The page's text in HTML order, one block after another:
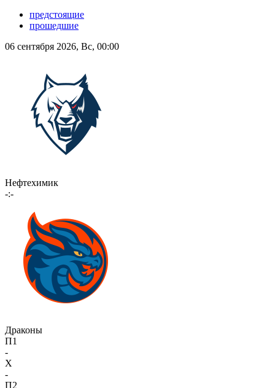
предстоящие
прошедшие
06 сентября 2026, Вс, 00:00
Нефтехимик
-:-
Драконы
П1
-
X
-
П2